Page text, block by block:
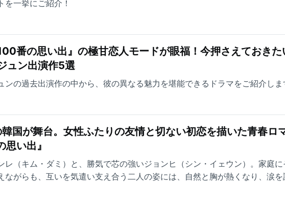
を一挙にご紹介！
番の思い出』の極甘恋人モードが眼福！今押さえておきた
ュン出演作5選
ンの過去出演作の中から、彼の異なる魅力を堪能できるドラマをご紹介しま
国が舞台。女性ふたりの友情と切ない初恋を描いた青春ロ
思い出』
レ（キム・ダミ）と、勝気で芯の強いジョンヒ（シン・イェウン）。家庭に
ながらも、互いを気遣い支え合う二人の姿には、自然と胸が熱くなり、涙を